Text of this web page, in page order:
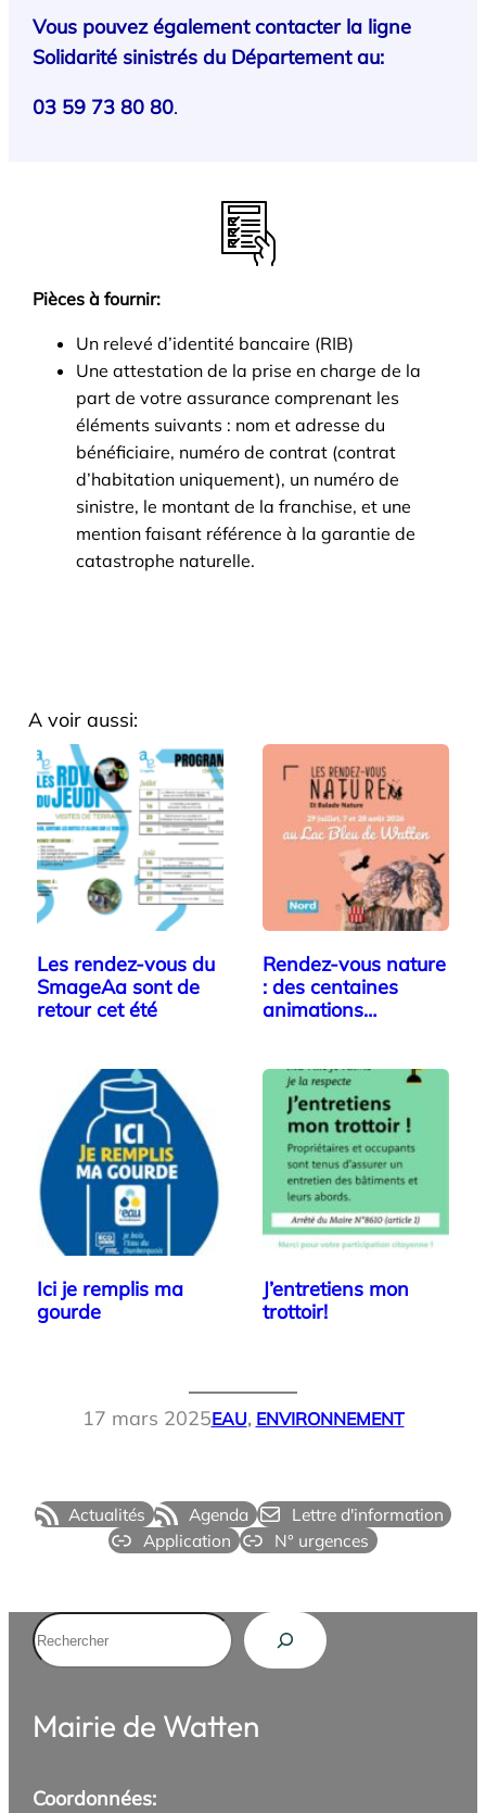
Vous pouvez également contacter la ligne
Solidarité sinistrés du Département au:
03 59 73 80 80.
Pièces à fournir:
Un relevé d’identité bancaire (RIB)
Une attestation de la prise en charge de la
part de votre assurance comprenant les
éléments suivants : nom et adresse du
bénéficiaire, numéro de contrat (contrat
d’habitation uniquement), un numéro de
sinistre, le montant de la franchise, et une
mention faisant référence à la garantie de
catastrophe naturelle.
A voir aussi:
Les rendez-vous du
SmageAa sont de
retour cet été
Rendez-vous nature
: des centaines
animations…
Ici je remplis ma
gourde
J’entretiens mon
trottoir!
17 mars 2025EAU, ENVIRONNEMENT
Actualités Agenda
Lettre d'information
Application
N° urgences
Rechercher
Mairie de Watten
Coordonnées: